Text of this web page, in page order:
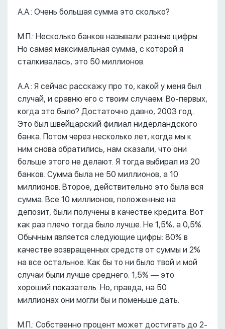
А.А.: Очень большая сумма это сколько?
М.П.: Несколько банков называли разные цифры.
Но самая максимальная сумма, с которой я
сталкивалась, это 50 миллионов.
А.А.: Я сейчас расскажу про то, какой у меня был
случай, и сравню его с твоим случаем. Во-первых,
когда это было? Достаточно давно, 2003 год.
Это был швейцарский филиал нидерландского
банка. Потом через несколько лет, когда мы к
ним снова обратились, нам сказали, что они
больше этого не делают. Я тогда выбирал из 20
банков. Сумма была не 50 миллионов, а 10
миллионов. Второе, действительно это была вся
сумма. Все 10 миллионов, положенные на
депозит, были получены в качестве кредита. Вот
как раз плечо тогда было лучше. Не 1,5%, а 0,5%.
Обычным является следующие цифры: 80% в
качестве возвращенных средств от суммы и 2%
на все остальное. Как бы то ни было твой и мой
случаи были лучше среднего. 1,5% –– это
хороший показатель. Но, правда, на 50
миллионах они могли бы и поменьше дать.
М.П.: Собственно процент может достигать до 2-